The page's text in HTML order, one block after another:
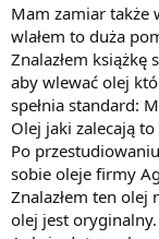
Mam zamiar także
wlałem to duża
Znalazłem
aby wlewać olej
spełnia standard:
Olej jaki zalecają to
Po
sobie oleje firmy
Znalazłem ten olej
olej jest oryginalny.